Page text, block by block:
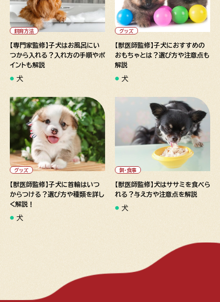
" alt="【専門家監修】子犬はお
風呂にいつから入れる？入れ方
の手順やポイントも解説">
飼育方法
【専門家監修】子犬はお風呂にい
つから入れる？入れ方の手順やポ
イントも解説
犬
" alt="【獣医師監修】子犬にお
すすめのおもちゃとは？選び方
や注意点も解説">
グッズ
【獣医師監修】子犬におすすめの
おもちゃとは？選び方や注意点も
解説
犬
" alt="【獣医師監修】子犬に首
輪はいつからつける？選び方や
種類を詳しく解説！">
グッズ
【獣医師監修】子犬に首輪はいつ
からつける？選び方や種類を詳し
く解説！
犬
" alt="【獣医師監修】犬はササ
ミを食べられる？与え方や注意
点を解説">
餌・食事
【獣医師監修】犬はササミを食べら
れる？与え方や注意点を解説
犬